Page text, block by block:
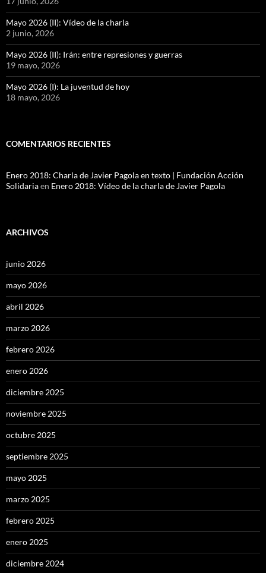
Mayo 2026 (II): Vídeo de la charla
2 junio, 2026
Mayo 2026 (II): Irán: entre represiones y guerras
19 mayo, 2026
Mayo 2026 (I): La juventud de hoy
18 mayo, 2026
COMENTARIOS RECIENTES
Enero 2018: Charla de Javier Pagola en texto | Fundación Acción
Solidariaen Enero 2018: Vídeo de la charla de Javier Pagola
ARCHIVOS
junio 2026
mayo 2026
abril 2026
marzo 2026
febrero 2026
enero 2026
diciembre 2025
noviembre 2025
octubre 2025
septiembre 2025
mayo 2025
marzo 2025
febrero 2025
enero 2025
diciembre 2024